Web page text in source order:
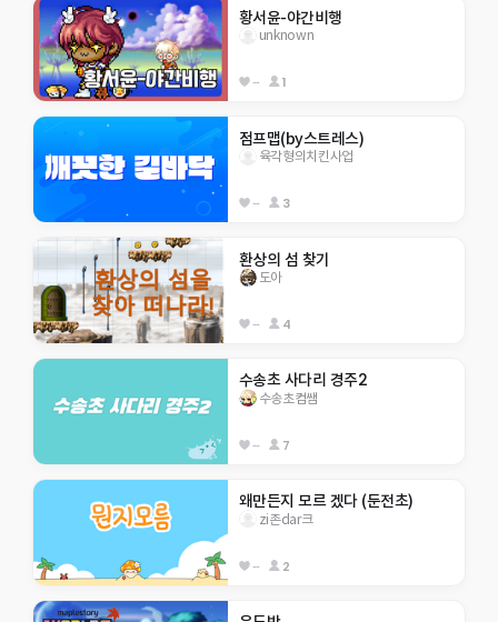
황서윤-야간비행
unknown
-- 1
점프맵(by스트레스)
육각형의치킨사업
-- 3
환상의 섬 찾기
도아
-- 4
수송초 사다리 경주2
수송초컴쌤
-- 7
왜만든지 모르 겠다 (둔전초)
zi존dar크
-- 2